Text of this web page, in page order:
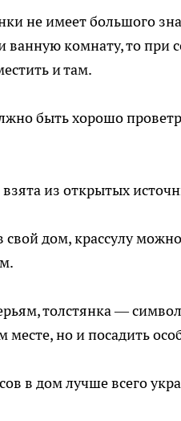
не имеет большого
ванную комнату, то при
и там.
быть хорошо
из открытых
дом, крассулу
толстянка —
месте, но и посадить
в дом лучше всего